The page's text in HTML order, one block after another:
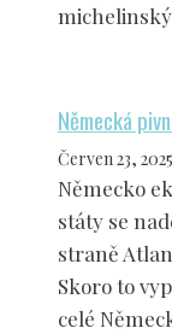
Německá
Červen 23, 2025
Německo
státy se
straně
Skoro to
celé